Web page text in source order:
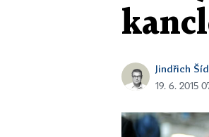
Jindřich
19. 6. 2015